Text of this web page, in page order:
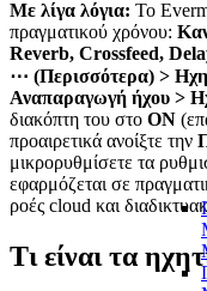
Με λίγα λόγια: Το
πραγματικού χρόνου:
Reverb, Crossfeed,
⋯ (Περισσότερα) >
Αναπαραγωγή ήχου >
διακόπτη του στο ON
προαιρετικά ανοίξτε την
μικρορυθμίσετε τα
εφαρμόζεται σε
ροές cloud και
Τι είναι τα